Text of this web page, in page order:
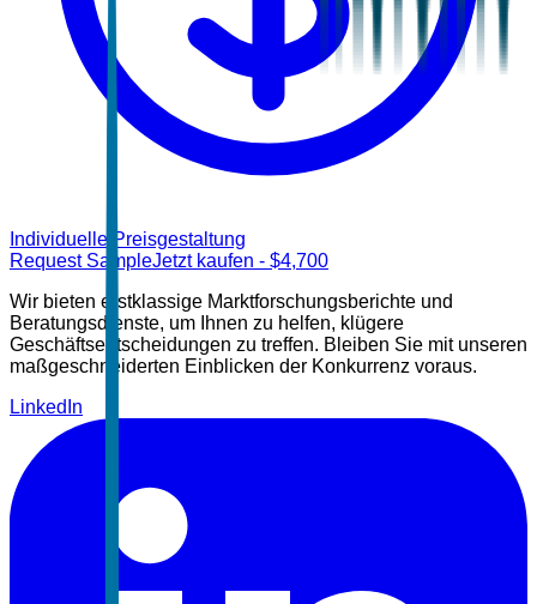
Individuelle Preisgestaltung
Request SampleJetzt kaufen - $4,700
Wir bieten erstklassige Marktforschungsberichte und
Beratungsdienste, um Ihnen zu helfen, klügere
Geschäftsentscheidungen zu treffen. Bleiben Sie mit unseren
maßgeschneiderten Einblicken der Konkurrenz voraus.
LinkedIn